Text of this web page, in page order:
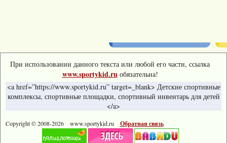
При использовании данного текста или любой его части, ссылка
www.sportykid.ruобязательна!
<a href=”https://www.sportykid.ru” target=_blank> Детские спортивные
комплексы, спортивные площадки, спортивный инвентарь для детей
</a>
Copyright © 2008-2026 www.sportykid.ru Обратная связь